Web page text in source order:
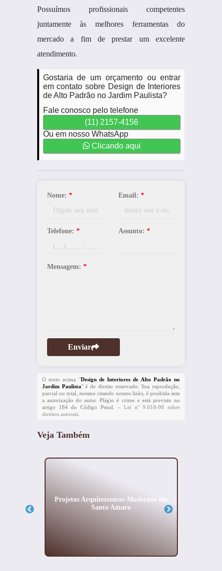
Possuímos profissionais competentes
juntamente às melhores ferramentas do
mercado a fim de prestar um excelente
atendimento.
Gostaria de um orçamento ou entrar
em contato sobre Design de Interiores
de Alto Padrão no Jardim Paulista?
Fale conosco pelo telefone
(11) 2157-4156
Ou em nosso WhatsApp
Clicando aqui
Nome: * Email: *
Telefone: * Assunto: *
Mensagem: *
Enviar
O texto acima "Design de Interiores de Alto Padrão no
Jardim Paulista" é de direito reservado. Sua reprodução,
parcial ou total, mesmo citando nossos links, é proibida sem
a autorização do autor. Plágio é crime e está previsto no
artigo 184 do Código Penal. –Lei n° 9.610-98 sobre
direitos autorais.
Veja Também
Projetos Arquitetonicos Modernos em
Santo Amaro